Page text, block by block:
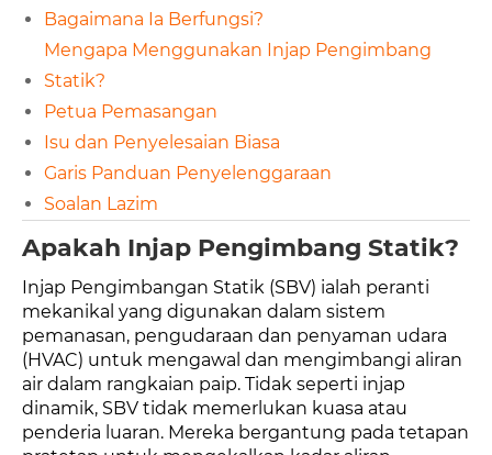
Bagaimana Ia Berfungsi?
Mengapa Menggunakan Injap Pengimbang
Statik?
Petua Pemasangan
Isu dan Penyelesaian Biasa
Garis Panduan Penyelenggaraan
Soalan Lazim
Apakah Injap Pengimbang Statik?
Injap Pengimbangan Statik (SBV) ialah peranti
mekanikal yang digunakan dalam sistem
pemanasan, pengudaraan dan penyaman udara
(HVAC) untuk mengawal dan mengimbangi aliran
air dalam rangkaian paip. Tidak seperti injap
dinamik, SBV tidak memerlukan kuasa atau
penderia luaran. Mereka bergantung pada tetapan